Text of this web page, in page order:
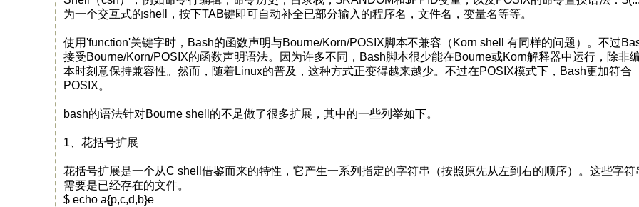
为一个交互式的shell，按下TAB键即可自动补全已部分输入的程序名，文件名，变量名等等。
使用'function'关键字时，Bash的函数声明与Bourne/Korn/POSIX脚本不兼容（Korn shell 有同样的问题）。不过
接受Bourne/Korn/POSIX的函数声明语法。因为许多不同，Bash脚本很少能在Bourne或Korn解释器中运行，除非
本时刻意保持兼容性。然而，随着Linux的普及，这种方式正变得越来越少。不过在POSIX模式下，Bash更加符合
POSIX。
bash的语法针对Bourne shell的不足做了很多扩展，其中的一些列举如下。
1、花括号扩展
花括号扩展是一个从C shell借鉴而来的特性，它产生一系列指定的字符串（按照原先从左到右的顺序）。这些字符
需要是已经存在的文件。
$ echo a{p,c,d,b}e